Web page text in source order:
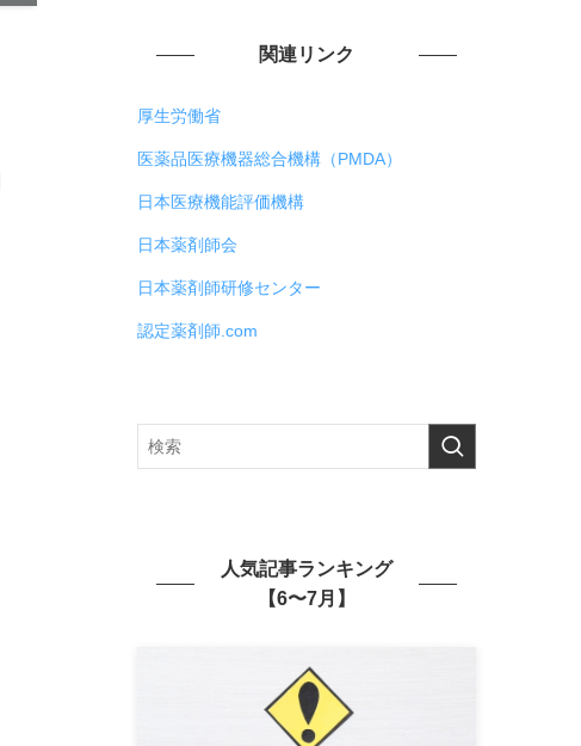
関連リンク
厚生労働省
医薬品医療機器総合機構（PMDA）
日本医療機能評価機構
日本薬剤師会
日本薬剤師研修センター
認定薬剤師.com
人気記事ランキング
【6〜7月】